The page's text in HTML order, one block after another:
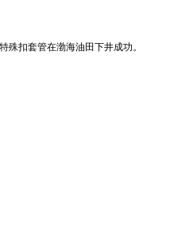
殊扣套管在渤海油田下井成功。